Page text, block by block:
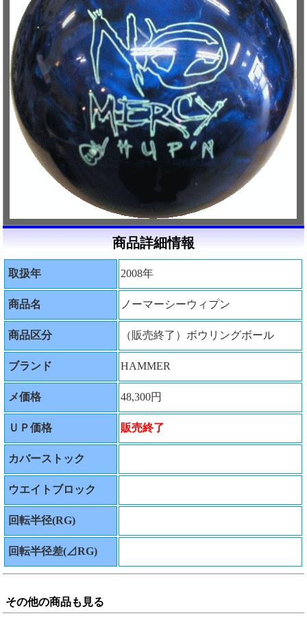
商品詳細情報
取扱年 2008年
商品名 ノーマーシーウィプン
商品区分 （販売終了）ボウリングボール
ブランド HAMMER
メ価格 48,300円
ＵＰ価格 販売終了
カバーストック
ウエイトブロック
回転半径(RG)
回転半径差(⊿RG)
その他の商品も見る